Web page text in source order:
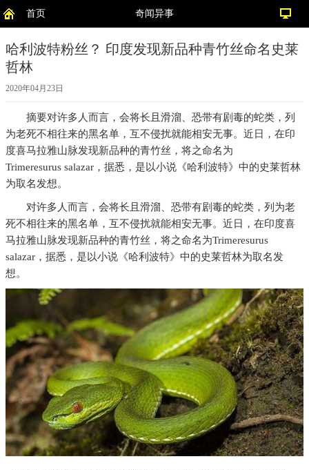
首页 奇闻异事
哈利波特粉丝？ 印度发现新品种青竹丝命名史莱
哲林
2020年04月23日
摘要对许多人而言，会将长且滑溜、恐带有剧毒的蛇类，列
为老死不相往来的黑名单，互不侵扰就能相安无事。近日，在印
度喜马拉雅山脉发现新品种的青竹丝，将之命名为
Trimeresurus salazar，据悉，是以小说《哈利波特》中的史莱哲林
为取名发想。
对许多人而言，会将长且滑溜、恐带有剧毒的蛇类，列为老
死不相往来的黑名单，互不侵扰就能相安无事。近日，在印度喜
马拉雅山脉发现新品种的青竹丝，将之命名为Trimeresurus
salazar，据悉，是以小说《哈利波特》中的史莱哲林为取名发
想。